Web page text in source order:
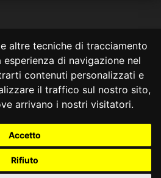
altre tecniche di tracciamento
di navigazione nel
contenuti personalizzati e
il traffico sul nostro sito,
arrivano i nostri visitatori.
Accetto
Rifiuto
DAL 1995 -NOTE LEGALI
e non è responsabile per i contenuti e
legali di siti collegati.
di consulenza legale.
in base alle informazioni disponibili in
Giurisprudenza Costituzionale|